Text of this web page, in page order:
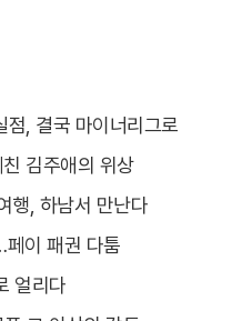
, 결국 마이너리그로
김주애의 위상
행, 하남서 만난다
이 패권 다툼
얼리다